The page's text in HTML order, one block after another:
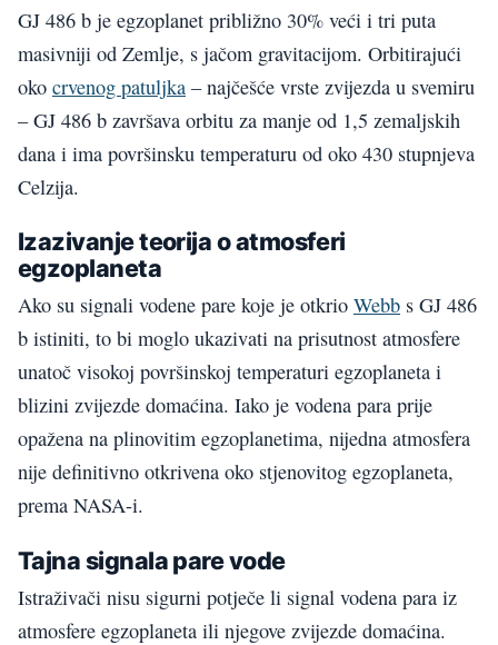
GJ 486 b je egzoplanet približno 30% veći i tri puta
masivniji od Zemlje, s jačom gravitacijom. Orbitirajući
oko crvenog patuljka – najčešće vrste zvijezda u svemiru
– GJ 486 b završava orbitu za manje od 1,5 zemaljskih
dana i ima površinsku temperaturu od oko 430 stupnjeva
Celzija.
Izazivanje teorija o atmosferi
egzoplaneta
Ako su signali vodene pare koje je otkrio Webb s GJ 486
b istiniti, to bi moglo ukazivati na prisutnost atmosfere
unatoč visokoj površinskoj temperaturi egzoplaneta i
blizini zvijezde domaćina. Iako je vodena para prije
opažena na plinovitim egzoplanetima, nijedna atmosfera
nije definitivno otkrivena oko stjenovitog egzoplaneta,
prema NASA-i.
Tajna signala pare vode
Istraživači nisu sigurni potječe li signal vodena para iz
atmosfere egzoplaneta ili njegove zvijezde domaćina.